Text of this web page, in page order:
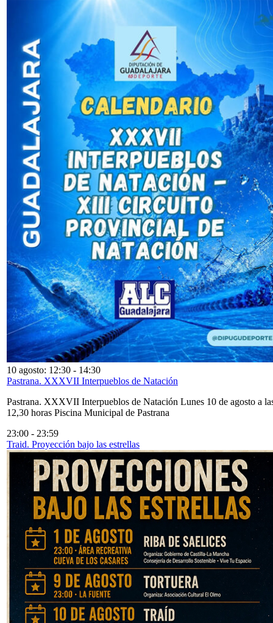
10 agosto: 12:30 - 14:30
Pastrana. XXXVII Interpueblos de Natación
Pastrana. XXXVII Interpueblos de Natación Lunes 10 de agosto a
12,30 horas Piscina Municipal de Pastrana
23:00 - 23:59
Traid. Proyección bajo las estrellas